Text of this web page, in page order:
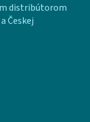
distribútorom
Českej